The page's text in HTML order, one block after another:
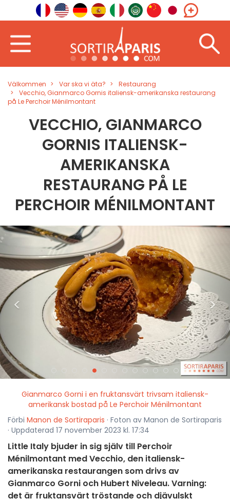
Välkommen Var ska vi äta?
Restaurang
Vecchio, Gianmarco Gornis italiensk-amerikanska restaurang
på Le Perchoir Ménilmontant
VECCHIO, GIANMARCO
GORNIS ITALIENSK-
AMERIKANSKA
RESTAURANG PÅ LE
PERCHOIR MÉNILMONTANT
< >
Gianmarco Gorni i en fruktansvärt trivsam italiensk-
amerikansk bostad på Le Perchoir Ménilmontant
Förbi Manon de Sortiraparis · Foton av Manon de Sortiraparis
· Uppdaterad 17 november 2023 kl. 17:34
Little Italy bjuder in sig själv till Perchoir
Ménilmontant med Vecchio, den italiensk-
amerikanska restaurangen som drivs av
Gianmarco Gorni och Hubert Niveleau. Varning:
det är fruktansvärt tröstande och djävulskt